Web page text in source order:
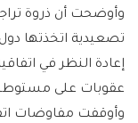
وأوضحت أن ذروة
تصعيدية اتخذتها
إعادة النظر في
عقوبات على
وأوقفت مفاوضات